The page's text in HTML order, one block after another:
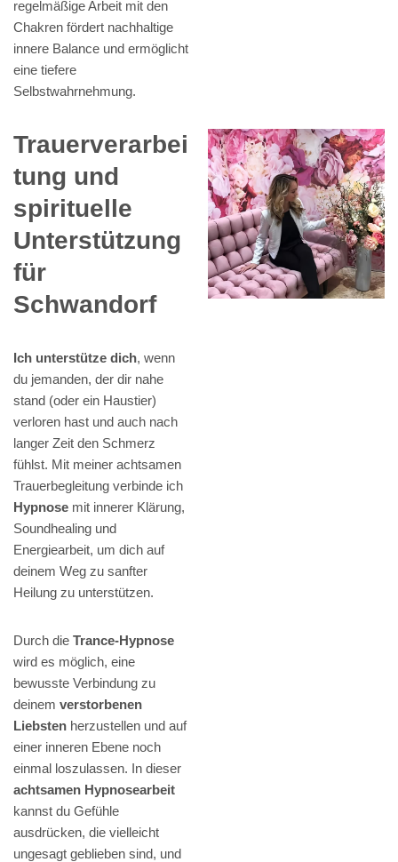
regelmäßige Arbeit mit den
Chakren fördert nachhaltige
innere Balance und ermöglicht
eine tiefere
Selbstwahrnehmung.
Trauerverarbei
tung und
spirituelle
Unterstützung
für
Schwandorf
Ich unterstütze dich, wenn
du jemanden, der dir nahe
stand (oder ein Haustier)
verloren hast und auch nach
langer Zeit den Schmerz
fühlst. Mit meiner achtsamen
Trauerbegleitung verbinde ich
Hypnose mit innerer Klärung,
Soundhealing und
Energiearbeit, um dich auf
deinem Weg zu sanfter
Heilung zu unterstützen.
Durch die Trance-Hypnose
wird es möglich, eine
bewusste Verbindung zu
deinem verstorbenen
Liebsten herzustellen und auf
einer inneren Ebene noch
einmal loszulassen. In dieser
achtsamen Hypnosearbeit
kannst du Gefühle
ausdrücken, die vielleicht
ungesagt geblieben sind, und